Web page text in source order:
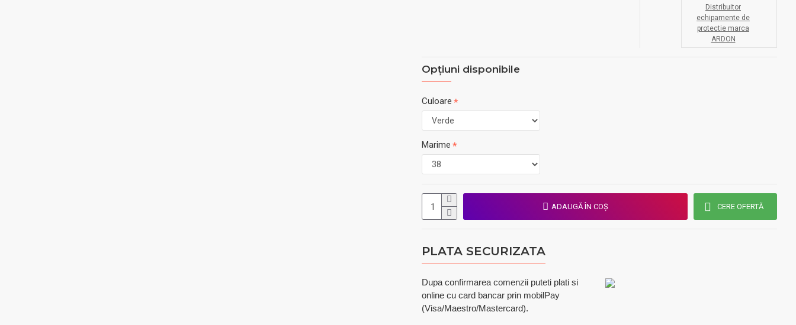
Distribuitor
echipamente de
protectie marca
ARDON
Opţiuni disponibile
Culoare
Marime
ADAUGĂ ÎN COŞ CERE OFERTĂ
PLATA SECURIZATA
Dupa confirmarea comenzii puteti plati si
online cu card bancar prin mobilPay
(Visa/Maestro/Mastercard).